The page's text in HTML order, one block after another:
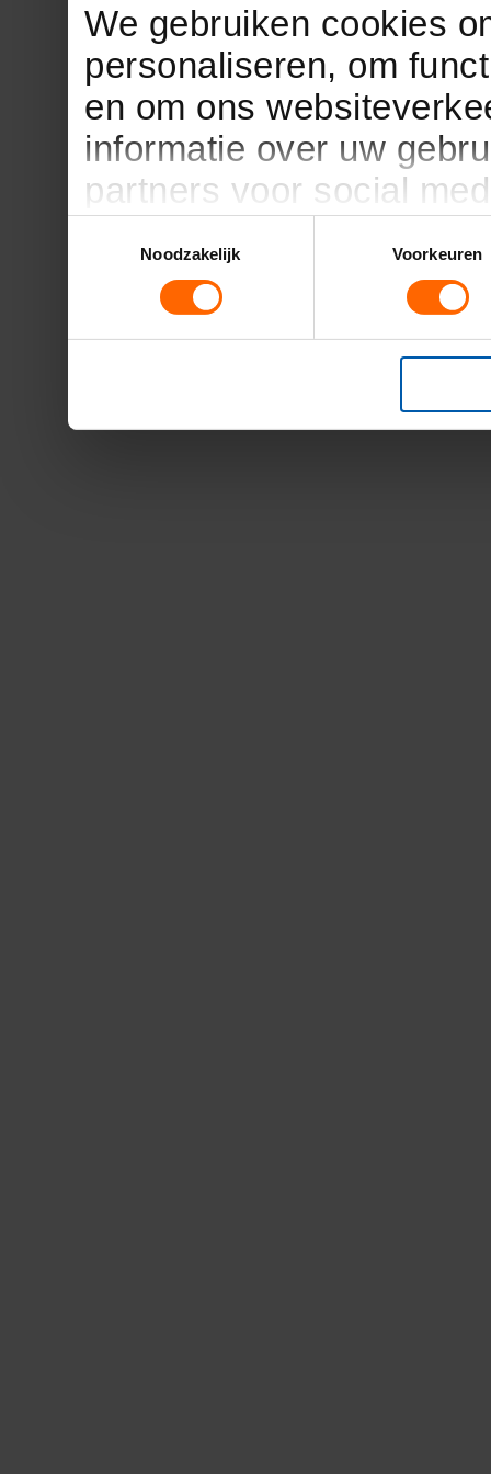
We gebruiken cookies
personaliseren, om
en om ons
informatie over uw
partners voor social
informatie die u aan ze
verzameld op basis
Noodzakelijk
Voorkeuren